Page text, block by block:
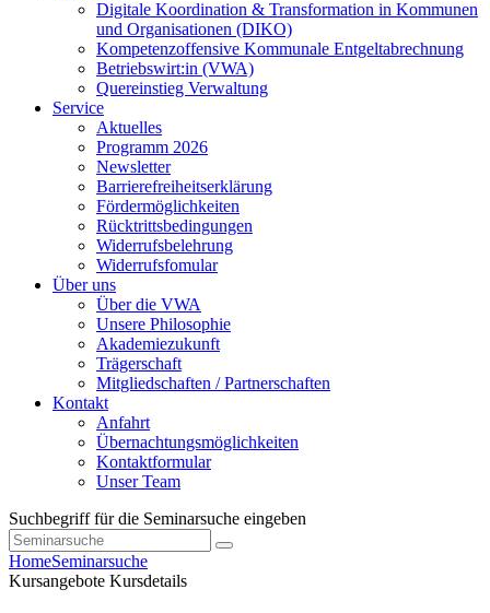
Digitale Koordination & Transformation in Kommunen
und Organisationen (DIKO)
Kompetenzoffensive Kommunale Entgeltabrechnung
Betriebswirt:in (VWA)
Quereinstieg Verwaltung
Service
Aktuelles
Programm 2026
Newsletter
Barrierefreiheitserklärung
Fördermöglichkeiten
Rücktrittsbedingungen
Widerrufsbelehrung
Widerrufsfomular
Über uns
Über die VWA
Unsere Philosophie
Akademiezukunft
Trägerschaft
Mitgliedschaften / Partnerschaften
Kontakt
Anfahrt
Übernachtungsmöglichkeiten
Kontaktformular
Unser Team
Suchbegriff für die Seminarsuche eingeben
HomeSeminarsuche
Kursangebote Kursdetails